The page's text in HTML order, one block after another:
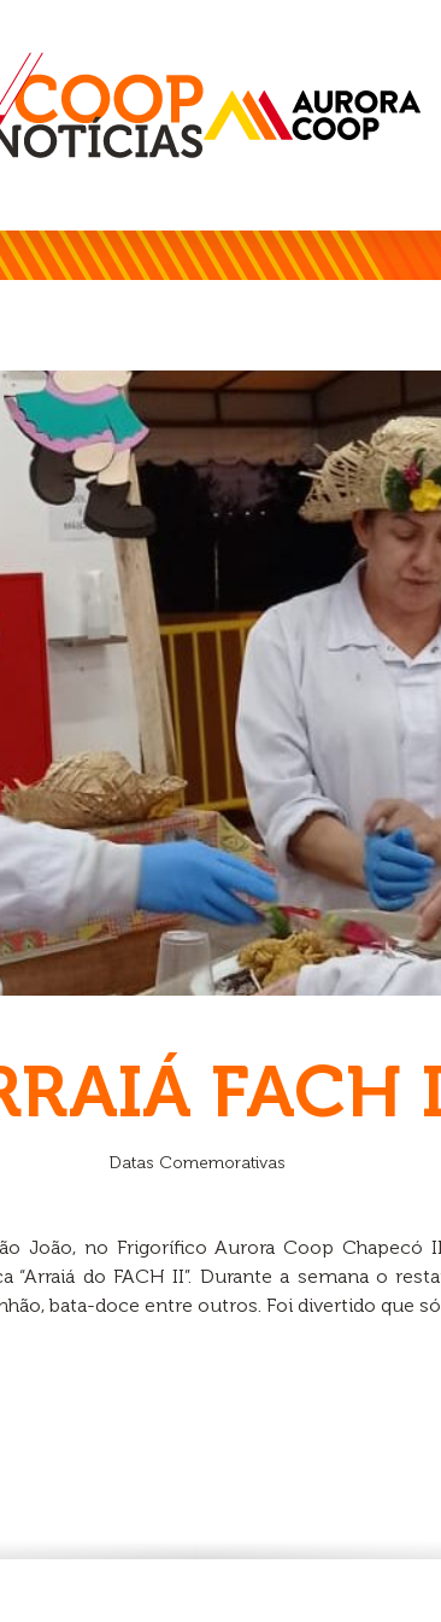
FACH
Datas Comemorativas
João, no Frigorífico Aurora Coop Chapecó
“Arraiá do FACH II”. Durante a semana o
bata-doce entre outros. Foi divertido que